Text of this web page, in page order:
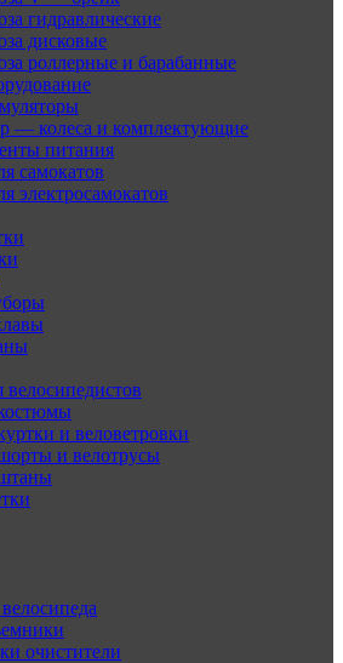
гидравлические
дисковые
роллерные и барабанные
— колеса и комплектующие
питания
самокатов
электросамокатов
и веловетровки
и велотрусы
очистители